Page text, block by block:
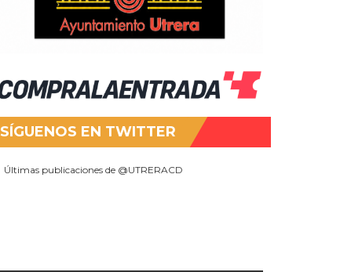
SÍGUENOS EN TWITTER
Últimas publicaciones de @UTRERACD